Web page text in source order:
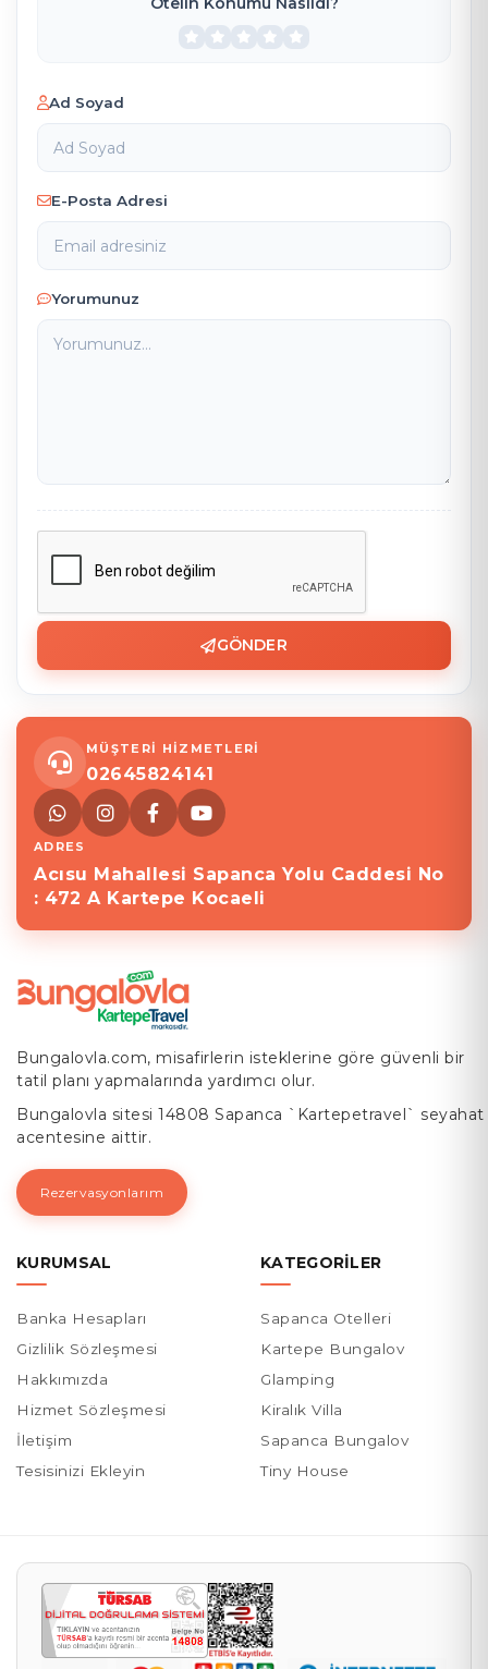
Ad Soyad
E-Posta Adresi
Yorumunuz
GÖNDER
MÜŞTERİ HİZMETLERİ
02645824141
ADRES
Acısu Mahallesi Sapanca Yolu Caddesi No
: 472 A Kartepe Kocaeli
Bungalovla.com, misafirlerin isteklerine göre güvenli bir
tatil planı yapmalarında yardımcı olur.
Bungalovla sitesi 14808 Sapanca `Kartepetravel` seyahat
acentesine aittir.
Rezervasyonlarım
KURUMSAL
Banka Hesapları
Gizlilik Sözleşmesi
Hakkımızda
Hizmet Sözleşmesi
İletişim
Tesisinizi Ekleyin
KATEGORILER
Sapanca Otelleri
Kartepe Bungalov
Glamping
Kiralık Villa
Sapanca Bungalov
Tiny House